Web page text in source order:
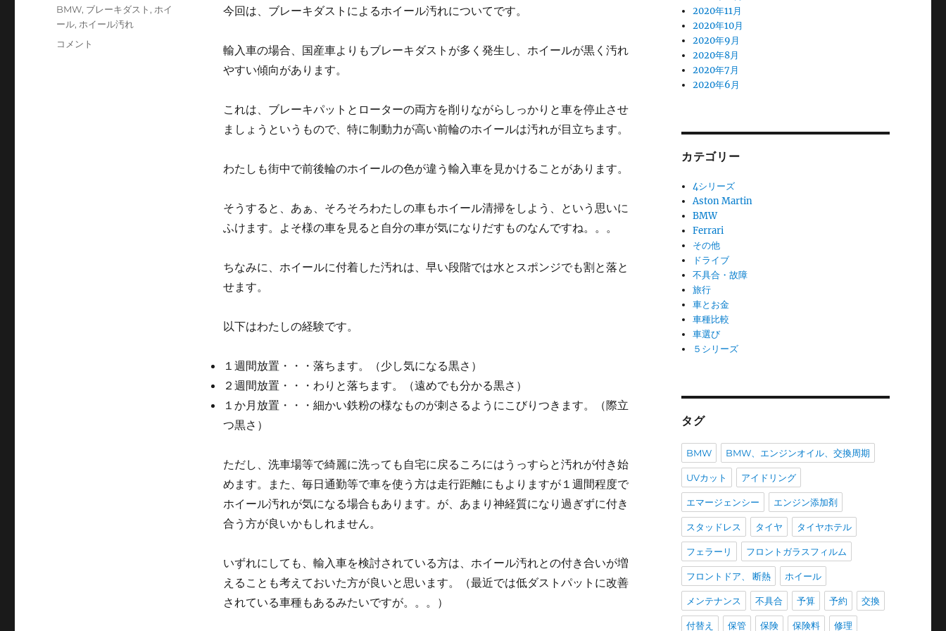
今回は、ブレーキダストによるホイール汚れについてです。
輸入車の場合、国産車よりもブレーキダストが多く発生し、ホイールが黒く汚れ
やすい傾向があります。
これは、ブレーキパットとローターの両方を削りながらしっかりと車を停止させ
ましょうというもので、特に制動力が高い前輪のホイールは汚れが目立ちます。
わたしも街中で前後輪のホイールの色が違う輸入車を見かけることがあります。
そうすると、あぁ、そろそろわたしの車もホイール清掃をしよう、という思いに
ふけます。よそ様の車を見ると自分の車が気になりだすものなんですね。。。
ちなみに、ホイールに付着した汚れは、早い段階では水とスポンジでも割と落と
せます。
以下はわたしの経験です。
１週間放置・・・落ちます。（少し気になる黒さ）
２週間放置・・・わりと落ちます。（遠めでも分かる黒さ）
１か月放置・・・細かい鉄粉の様なものが刺さるようにこびりつきます。（際立
つ黒さ）
ただし、洗車場等で綺麗に洗っても自宅に戻るころにはうっすらと汚れが付き始
めます。また、毎日通勤等で車を使う方は走行距離にもよりますが１週間程度で
ホイール汚れが気になる場合もあります。が、あまり神経質になり過ぎずに付き
合う方が良いかもしれません。
いずれにしても、輸入車を検討されている方は、ホイール汚れとの付き合いが増
えることも考えておいた方が良いと思います。（最近では低ダストパットに改善
されている車種もあるみたいですが。。。）
ー
タ
グ
BMW, ブレーキダスト , ホイ
ール, ホイール汚れ
ホ
コメント
2020年11月
2020年10月
2020年9月
2020年8月
2020年7月
2020年6月
カテゴリー
4シリーズ
Aston Martin
BMW
Ferrari
その他
ドライブ
不具合・故障
旅行
車とお金
車種比較
車選び
５シリーズ
タグ
BMW BMW、エンジンオイル、交換周期
UVカット アイドリング
エマージェンシー エンジン添加剤
スタッドレス タイヤ タイヤホテル
フェラーリ フロントガラスフィルム
フロントドア、 断熱 ホイール
メンテナンス 不具合 予算 予約 交換
付替え 保管 保険 保険料 修理